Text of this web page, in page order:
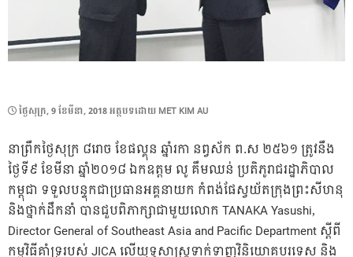
POSTED
ថ្ងៃ​សុក្រ, 9 ខែ​មីនា, 2018អត្ថបទដោយ MET KIM AU
នាព្រឹកថ្ងៃសុក្រ ៨រោច ខែផល្គុន ឆ្នាំរកា នព្វស័ក ព.ស ២៥៦១ ត្រូវនឹង
ថ្ងៃទី៩ ខែមីនា ឆ្នាំ២០១៨ ឯកឧត្តម លូ គឹមឈន់ ប្រតិភូ​រាជរដ្ឋាភិបាល​
កម្ពុជា ទទួលបន្ទុក​ជា​ប្រធាន​អគ្គនាយក កំពង់ផែ​ស្វយ័ត​ក្រុងព្រះសីហនុ
និង​ថ្នាក់ដឹកនាំ បានជួបពិភាក្សាជាមួយលោក TANAKA Yasushi,
Director General of Southeast Asia and Pacific Department ស្ដីពី
កម្មវិធីគាំទ្ររបស់ JICA លើយុទ្ធសាស្ត្រទាក់ទាញវិនិយោគបរទេស និង